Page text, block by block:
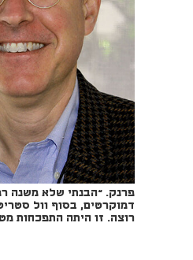
פרנק. “הבנתי שלא משנה
דמוקרטים, בסוף וול
רוצה. זו היתה התפכחות